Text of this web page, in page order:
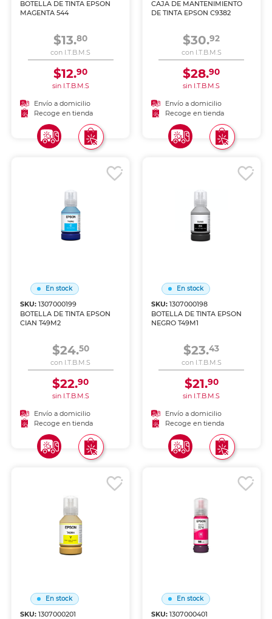
BOTELLA DE TINTA EPSON
MAGENTA 544
$13.80
con I.T.B.M.S
$12.90
sin I.T.B.M.S
Envío a domicilio
Recoge en tienda
CAJA DE MANTENIMIENTO
DE TINTA EPSON C9382
$30.92
con I.T.B.M.S
$28.90
sin I.T.B.M.S
Envío a domicilio
Recoge en tienda
En stock
SKU:1307000199
BOTELLA DE TINTA EPSON
CIAN T49M2
$24.50
con I.T.B.M.S
$22.90
sin I.T.B.M.S
Envío a domicilio
Recoge en tienda
En stock
SKU: 1307000198
BOTELLA DE TINTA EPSON
NEGRO T49M1
$23.43
con I.T.B.M.S
$21.90
sin I.T.B.M.S
Envío a domicilio
Recoge en tienda
En stock
SKU:1307000201
En stock
SKU: 1307000401